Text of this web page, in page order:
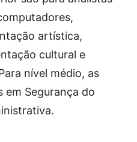
artística,
cultural e
nível médio, as
em Segurança do